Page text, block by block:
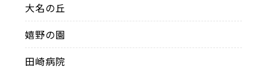
大名の丘
嬉野の園
田崎病院